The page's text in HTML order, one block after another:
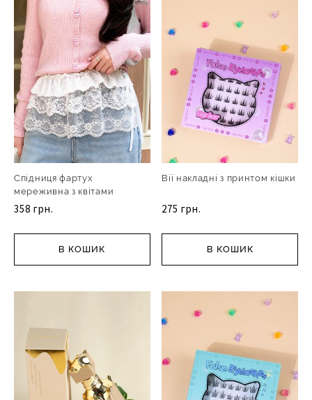
Спідниця фартух
мереживна з квітами
358 грн.
В КОШИК
Вії накладні з принтом кішки
275 грн.
В КОШИК